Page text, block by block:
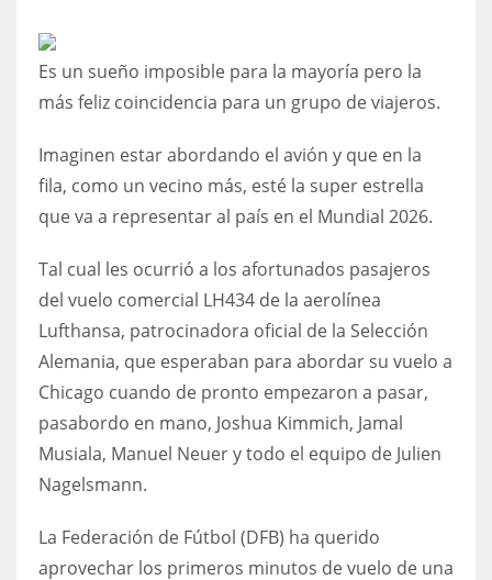
24
MIN
6
DEN
24
PIT
20
16
Es un sueño imposible para la mayoría pero la
más feliz coincidencia para un grupo de viajeros.
Imaginen estar abordando el avión y que en la
fila, como un vecino más, esté la super estrella
que va a representar al país en el Mundial 2026.
Tal cual les ocurrió a los afortunados pasajeros
del vuelo comercial LH434 de la aerolínea
Lufthansa, patrocinadora oficial de la Selección
Alemania, que esperaban para abordar su vuelo a
Chicago cuando de pronto empezaron a pasar,
pasabordo en mano, Joshua Kimmich, Jamal
Musiala, Manuel Neuer y todo el equipo de Julien
Nagelsmann.
La Federación de Fútbol (DFB) ha querido
aprovechar los primeros minutos de vuelo de una